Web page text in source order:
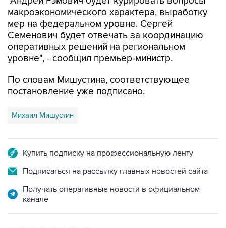
макроэкономического характера, выработку
мер на федеральном уровне. Сергей
Семенович будет отвечать за координацию
оперативных решений на региональном
уровне", - сообщил премьер-министр.
По словам Мишустина, соответствующее
постановление уже подписано.
Михаил Мишустин
Купить подписку на профессиональную ленту
Подписаться на рассылку главных новостей сайта
Получать оперативные новости в официальном
канале